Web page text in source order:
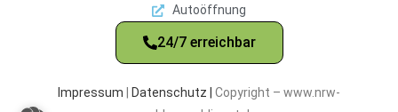
Autoöffnung
24/7 erreichbar
Impressum Datenschutz | Copyright – www.nrw-